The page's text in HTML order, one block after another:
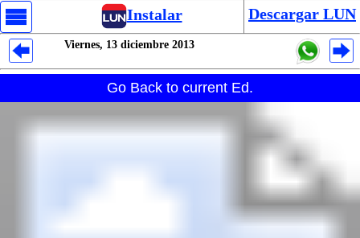
Instalar Descargar LUN
Viernes, 13 diciembre 2013
Go Back to current Ed.
Despliegues Analytics
Despliegues Totales
Despliegues por Rubros